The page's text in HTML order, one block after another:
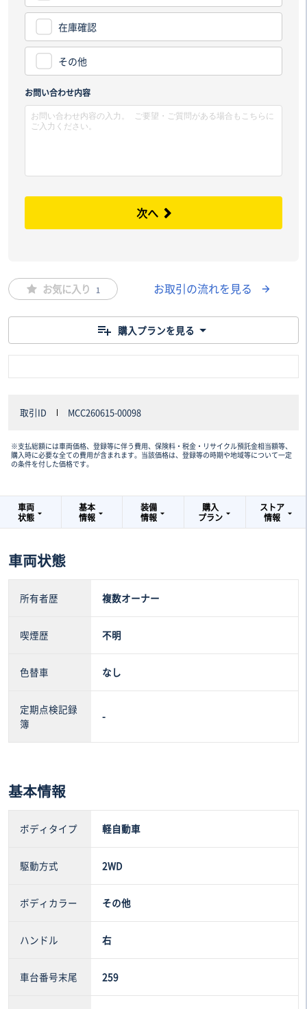
在庫確認
その他
お問い合わせ内容
次へ
お気に入り 1 お取引の流れを見る
購入プランを見る
取引ID MCC260615-00098
※支払総額には車両価格、登録等に伴う費用、保険料・税金・リサイクル預託金相当額等、
購入時に必要な全ての費用が含まれます。当該価格は、登録等の時期や地域等について一定
の条件を付した価格です。
車両
状態
基本
情報
装備
情報
購入
プラン
ストア
情報
車両状態
所有者歴 複数オーナー
喫煙歴 不明
色替車 なし
定期点検記録
簿
-
基本情報
ボディタイプ 軽自動車
駆動方式 2WD
ボディカラー その他
ハンドル 右
車台番号末尾 259